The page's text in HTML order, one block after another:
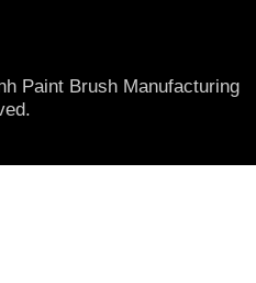
Paint Brush Manufacturing